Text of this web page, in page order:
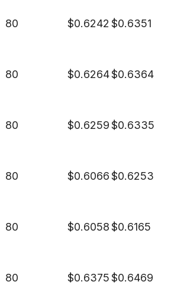
80 $0.6242 $0.6351
80 $0.6264$0.6364
80 $0.6259$0.6335
80 $0.6066$0.6253
80 $0.6058$0.6165
80 $0.6375$0.6469